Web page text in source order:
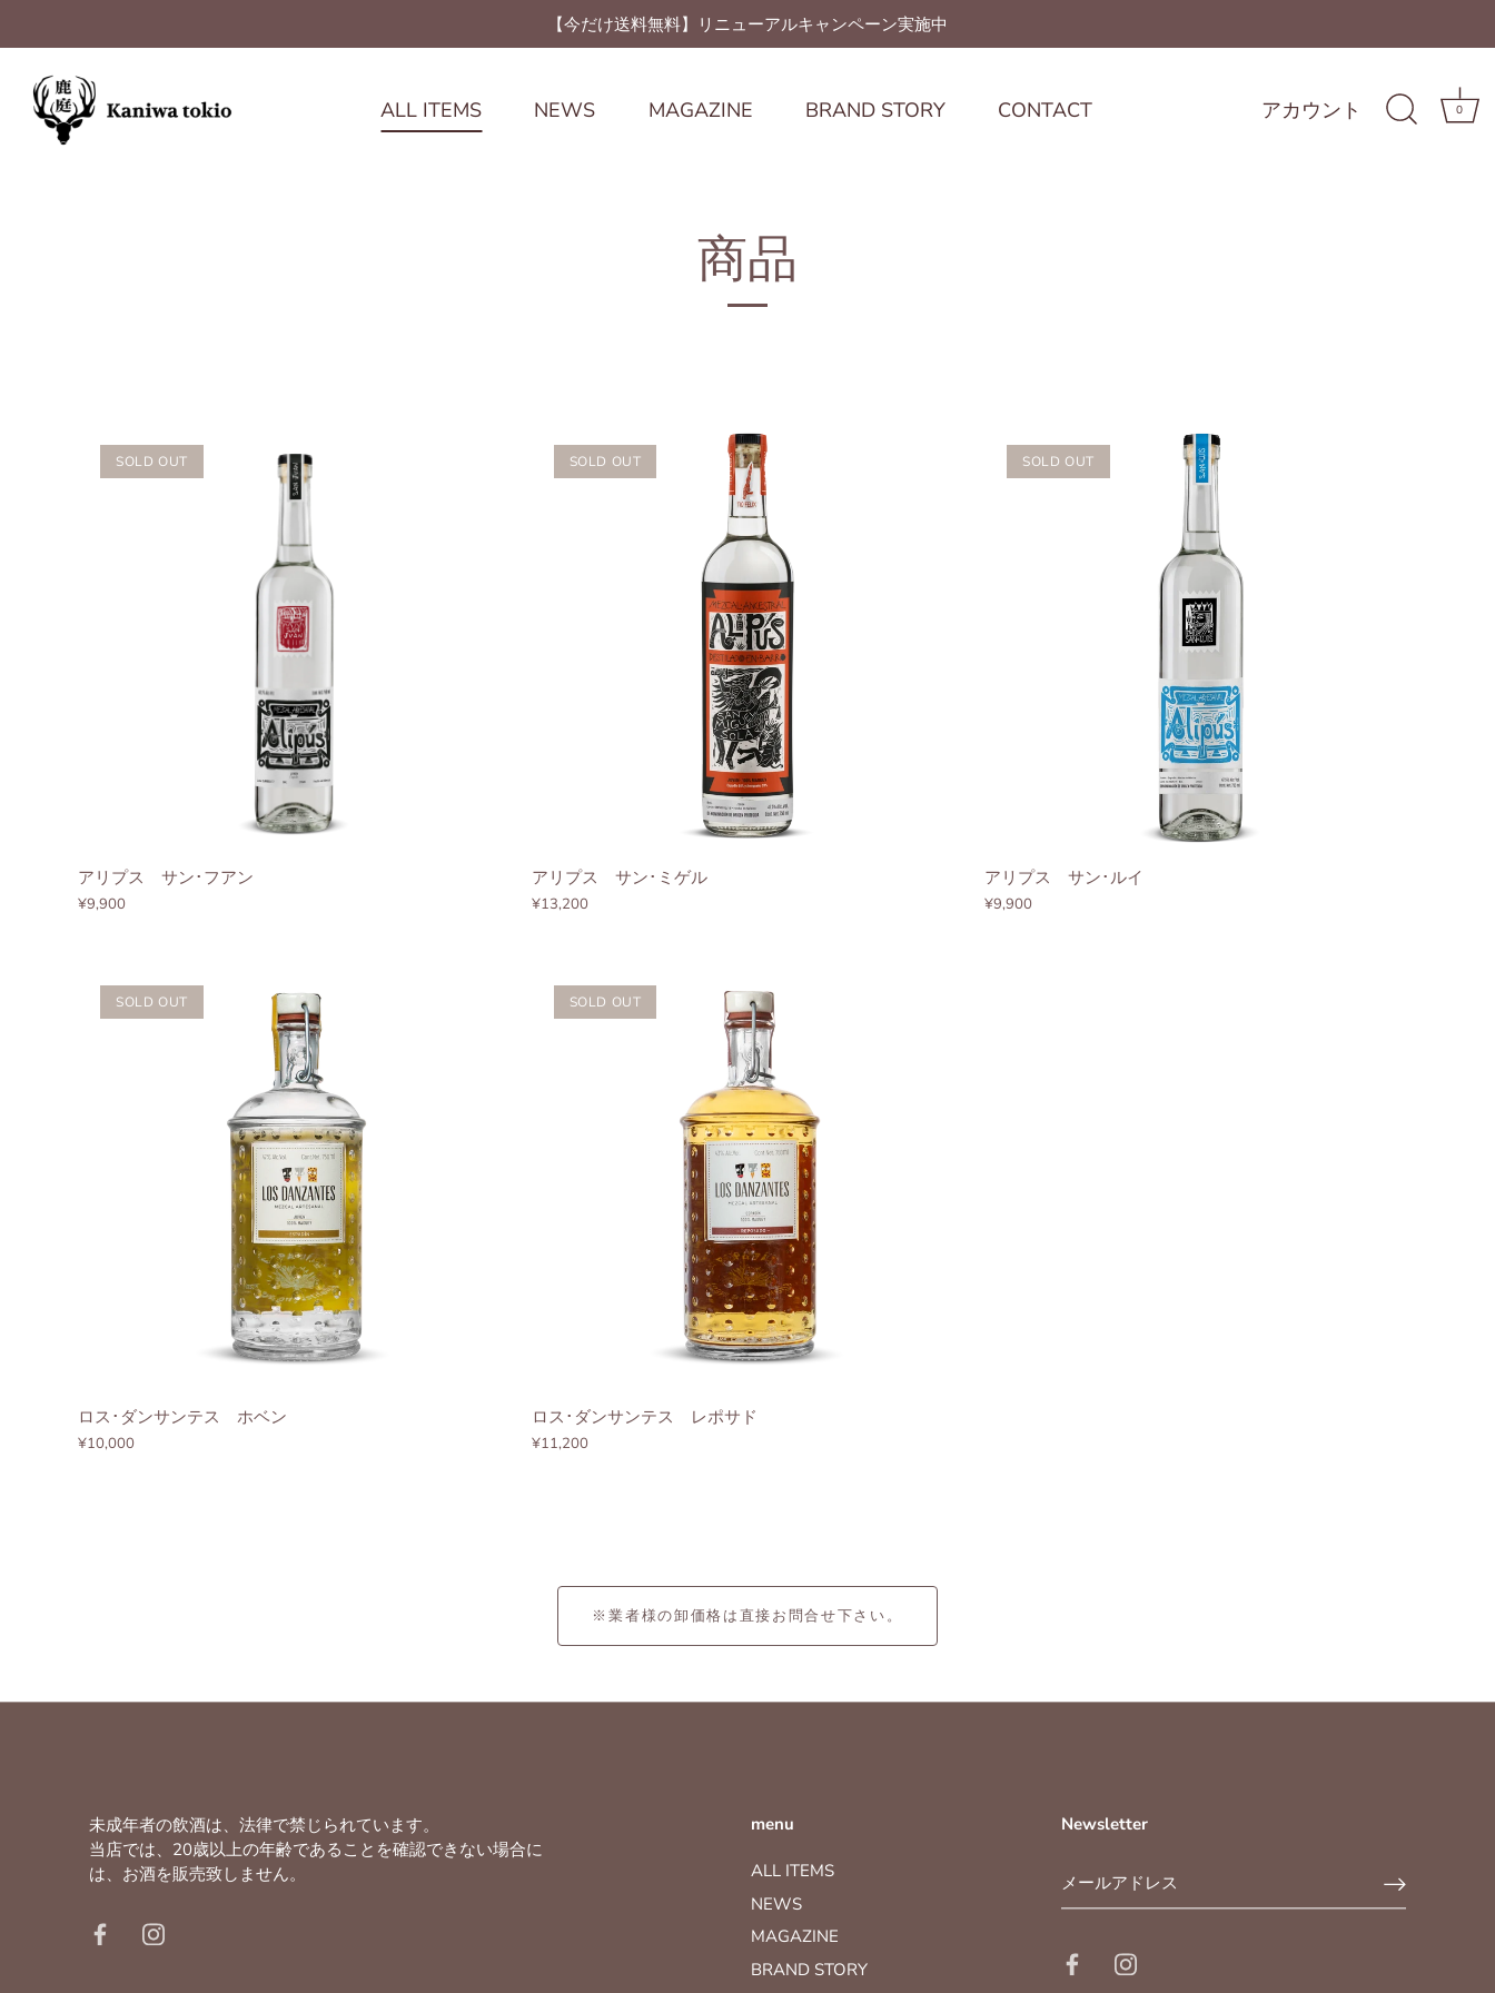
【今だけ送料無料】リニューアルキャンペーン実施中
ALL ITEMS NEWS MAGAZINE BRAND STORY CONTACT アカウント 0
商品
SOLD OUT
アリプス サン･フアン
¥9,900
SOLD OUT
アリプス サン･ミゲル
¥13,200
SOLD OUT
アリプス サン･ルイ
¥9,900
SOLD OUT
ロス･ダンサンテス ホベン
¥10,000
SOLD OUT
ロス･ダンサンテス レポサド
¥11,200
※業者様の卸価格は直接お問合せ下さい。
未成年者の飲酒は、法律で禁じられています。
当店では、20歳以上の年齢であることを確認できない場合に
は、お酒を販売致しません。
menu
ALL ITEMS
NEWS
MAGAZINE
BRAND STORY
Newsletter